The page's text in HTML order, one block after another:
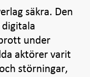
säkra. Den
under
aktörer varit
störningar,